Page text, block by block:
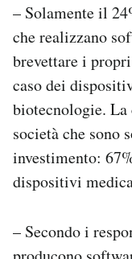
– Solamente il
che realizzano
brevettare i
caso dei
biotecnologie. La
società che sono
investimento:
dispositivi
– Secondo i